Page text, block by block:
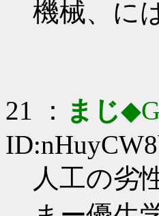
機械、に
21 ： まじ
人工の劣